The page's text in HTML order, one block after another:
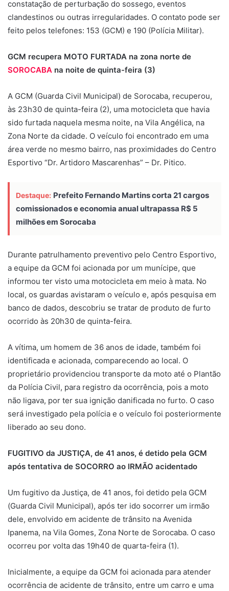
constatação de perturbação do sossego, eventos
clandestinos ou outras irregularidades. O contato pode ser
feito pelos telefones: 153 (GCM) e 190 (Polícia Militar).
GCM recupera MOTO FURTADA na zona norte de
SOROCABA na noite de quinta-feira (3)
A GCM (Guarda Civil Municipal) de Sorocaba, recuperou,
às 23h30 de quinta-feira (2), uma motocicleta que havia
sido furtada naquela mesma noite, na Vila Angélica, na
Zona Norte da cidade. O veículo foi encontrado em uma
área verde no mesmo bairro, nas proximidades do Centro
Esportivo “Dr. Artidoro Mascarenhas” – Dr. Pitico.
Destaque: Prefeito Fernando Martins corta 21 cargos
comissionados e economia anual ultrapassa R$ 5
milhões em Sorocaba
Durante patrulhamento preventivo pelo Centro Esportivo,
a equipe da GCM foi acionada por um munícipe, que
informou ter visto uma motocicleta em meio à mata. No
local, os guardas avistaram o veículo e, após pesquisa em
banco de dados, descobriu se tratar de produto de furto
ocorrido às 20h30 de quinta-feira.
A vítima, um homem de 36 anos de idade, também foi
identificada e acionada, comparecendo ao local. O
proprietário providenciou transporte da moto até o Plantão
da Polícia Civil, para registro da ocorrência, pois a moto
não ligava, por ter sua ignição danificada no furto. O caso
será investigado pela polícia e o veículo foi posteriormente
liberado ao seu dono.
FUGITIVO da JUSTIÇA, de 41 anos, é detido pela GCM
após tentativa de SOCORRO ao IRMÃO acidentado
Um fugitivo da Justiça, de 41 anos, foi detido pela GCM
(Guarda Civil Municipal), após ter ido socorrer um irmão
dele, envolvido em acidente de trânsito na Avenida
Ipanema, na Vila Gomes, Zona Norte de Sorocaba. O caso
ocorreu por volta das 19h40 de quarta-feira (1).
Inicialmente, a equipe da GCM foi acionada para atender
ocorrência de acidente de trânsito, entre um carro e uma